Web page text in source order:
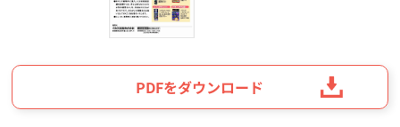
PDFをダウンロード